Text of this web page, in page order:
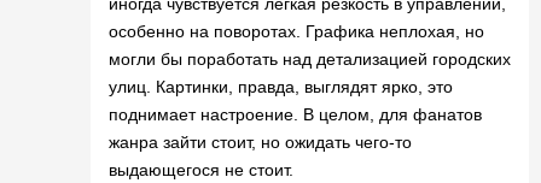
особенно на поворотах. Графика неплохая, но
могли бы поработать над детализацией городских
улиц. Картинки, правда, выглядят ярко, это
поднимает настроение. В целом, для фанатов
жанра зайти стоит, но ожидать чего-то
выдающегося не стоит.